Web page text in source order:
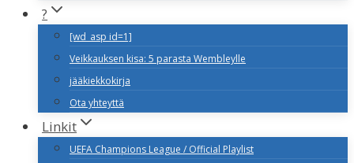
?
[wd_asp id=1]
Veikkauksen kisa: 5 parasta Wembleylle
jääkiekkokirja
Ota yhteyttä
Linkit
UEFA Champions League / Official Playlist